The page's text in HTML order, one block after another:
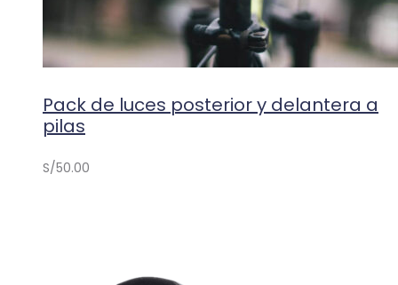
Pack de luces posterior y delantera a
pilas
S/50.00